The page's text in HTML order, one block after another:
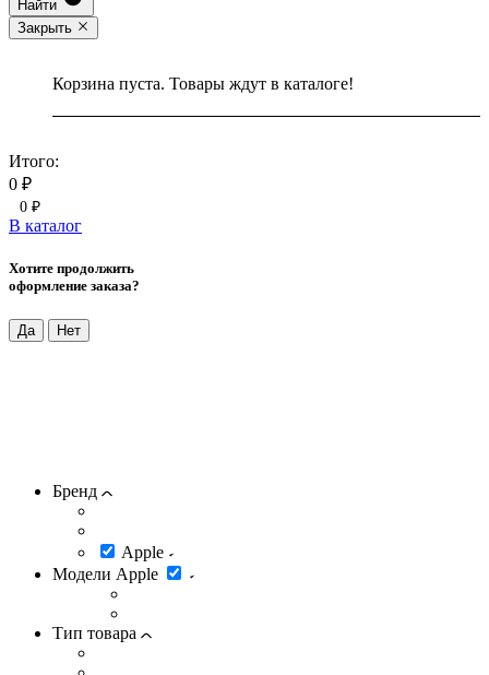
Найти
Закрыть
Корзина пуста. Товары ждут в каталоге!
Итого:
0 ₽
0 ₽
В каталог
Хотите продолжить
оформление заказа?
Да Нет
Бренд
Apple
Модели Apple
Тип товара